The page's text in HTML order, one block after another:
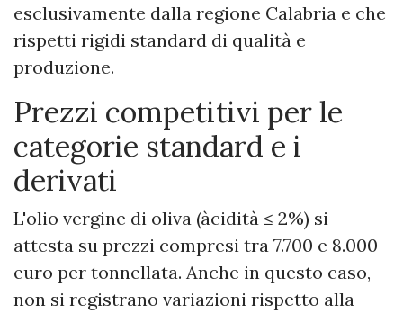
esclusivamente dalla regione Calabria e che
rispetti rigidi standard di qualità e
produzione.
Prezzi competitivi per le
categorie standard e i
derivati
L'olio vergine di oliva (àcidità ≤ 2%) si
attesta su prezzi compresi tra 7.700 e 8.000
euro per tonnellata. Anche in questo caso,
non si registrano variazioni rispetto alla